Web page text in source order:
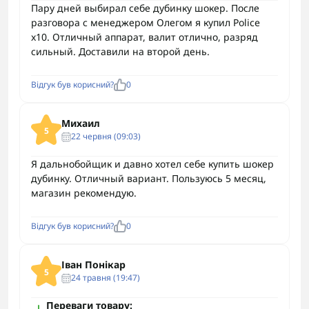
Пару дней выбирал себе дубинку шокер. После
разговора с менеджером Олегом я купил Police
x10. Отличный аппарат, валит отлично, разряд
сильный. Доставили на второй день.
Відгук був корисний? 0
5
Михаил
22 червня (09:03)
Я дальнобойщик и давно хотел себе купить шокер
дубинку. Отличный вариант. Пользуюсь 5 месяц,
магазин рекомендую.
Відгук був корисний? 0
5
Іван Понікар
24 травня (19:47)
Переваги товару: